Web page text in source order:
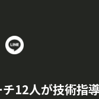
チ12人が技術指